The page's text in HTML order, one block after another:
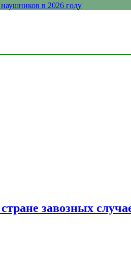
в 2026 году
завозных